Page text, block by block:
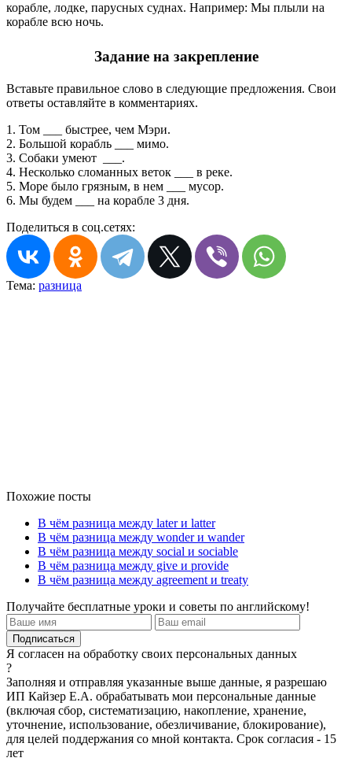
корабле, лодке, парусных суднах. Например: Мы плыли на
корабле всю ночь.
Задание на закрепление
Вставьте правильное слово в следующие предложения. Свои
ответы оставляйте в комментариях.
1. Том ___ быстрее, чем Мэри.
2. Большой корабль ___ мимо.
3. Собаки умеют ___.
4. Несколько сломанных веток ___ в реке.
5. Море было грязным, в нем ___ мусор.
6. Мы будем ___ на корабле 3 дня.
Поделиться в соц.сетях:
Тема: разница
Похожие посты
В чём разница между later и latter
В чём разница между wonder и wander
В чём разница между social и sociable
В чём разница между give и provide
В чём разница между agreement и treaty
Получайте бесплатные уроки и советы по английскому!
Я согласен на обработку своих персональных данных
?
Заполняя и отправляя указанные выше данные, я разрешаю
ИП Кайзер Е.А. обрабатывать мои персональные данные
(включая сбор, систематизацию, накопление, хранение,
уточнение, использование, обезличивание, блокирование),
для целей поддержания со мной контакта. Срок согласия - 15
лет